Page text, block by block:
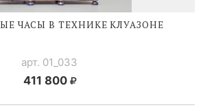
ЧАСЫ В ТЕХНИКЕ КЛУАЗОНЕ
арт. 01_033
411 800